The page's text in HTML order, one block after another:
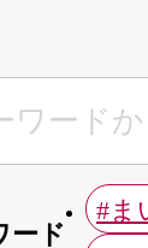
ード
#ま